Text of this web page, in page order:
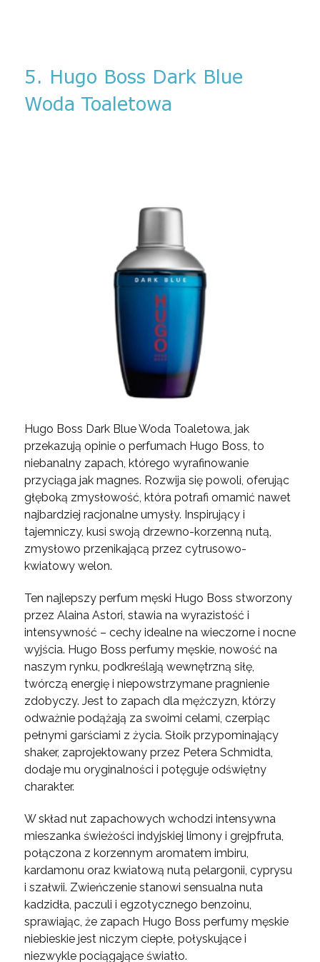
5. Hugo Boss Dark Blue
Woda Toaletowa
Hugo Boss Dark Blue Woda Toaletowa, jak
przekazują opinie o perfumach Hugo Boss, to
niebanalny zapach, którego wyrafinowanie
przyciąga jak magnes. Rozwija się powoli, oferując
głęboką zmysłowość, która potrafi omamić nawet
najbardziej racjonalne umysły. Inspirujący i
tajemniczy, kusi swoją drzewno-korzenną nutą,
zmysłowo przenikającą przez cytrusowo-
kwiatowy welon.
Ten najlepszy perfum męski Hugo Boss stworzony
przez Alaina Astori, stawia na wyrazistość i
intensywność – cechy idealne na wieczorne i nocne
wyjścia. Hugo Boss perfumy męskie, nowość na
naszym rynku, podkreślają wewnętrzną siłę,
twórczą energię i niepowstrzymane pragnienie
zdobyczy. Jest to zapach dla mężczyzn, którzy
odważnie podążają za swoimi celami, czerpiąc
pełnymi garściami z życia. Słoik przypominający
shaker, zaprojektowany przez Petera Schmidta,
dodaje mu oryginalności i potęguje odświętny
charakter.
W skład nut zapachowych wchodzi intensywna
mieszanka świeżości indyjskiej limony i grejpfruta,
połączona z korzennym aromatem imbiru,
kardamonu oraz kwiatową nutą pelargonii, cyprysu
i szałwii. Zwieńczenie stanowi sensualna nuta
kadzidła, paczuli i egzotycznego benzoinu,
sprawiając, że zapach Hugo Boss perfumy męskie
niebieskie jest niczym ciepłe, połyskujące i
niezwykle pociągające światło.